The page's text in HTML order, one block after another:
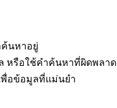
นหาอยู่
หรือใช้คำค้นหาที่ผิดพลาด
พื่อข้อมูลที่แม่นยำ